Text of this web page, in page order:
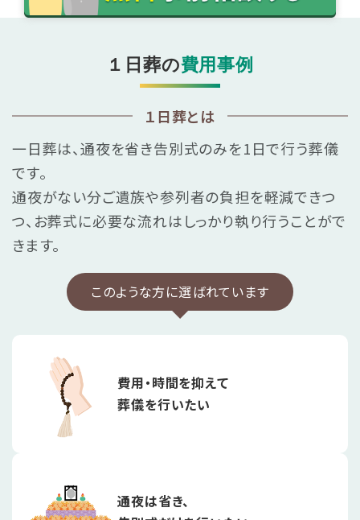
１日葬の費用事例
１日葬とは
一日葬は、通夜を省き告別式のみを1日で行う葬儀
です。
通夜がない分ご遺族や参列者の負担を軽減できつ
つ、 お葬式に必要な流れはしっかり執り行うことがで
きます。
このような方に選ばれています
費用・時間を抑えて
葬儀を行いたい
通夜は省き、